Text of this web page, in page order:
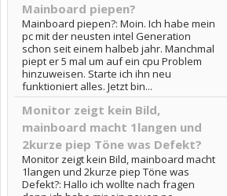
Mainboard piepen?
Mainboard piepen?: Moin. Ich habe mein
pc mit der neusten intel Generation
schon seit einem halbeb jahr. Manchmal
piept er 5 mal um auf ein cpu Problem
hinzuweisen. Starte ich ihn neu
funktioniert alles. Jetzt bin...
Monitor zeigt kein Bild,
mainboard macht 1langen und
2kurze piep Töne was Defekt?
Monitor zeigt kein Bild, mainboard macht
1langen und 2kurze piep Töne was
Defekt?: Hallo ich wollte nach fragen